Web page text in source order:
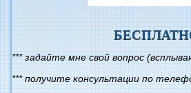
*** задайте мне свой вопрос
*** получите консультации по